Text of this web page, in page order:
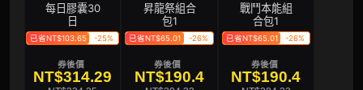
每日膠囊30
日
已省NT$103.65 -25%
券後價
NT$314.29
昇龍祭組合
包1
已省NT$65.01 -26%
券後價
NT$190.4
戰鬥本能組
合包1
已省NT$65.01 -26%
券後價
NT$190.4